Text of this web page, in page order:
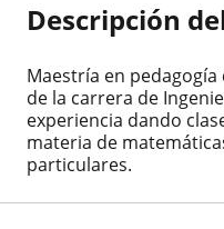
Descripción
Maestría en
de la carrera de
experiencia dando
materia de
particulares.